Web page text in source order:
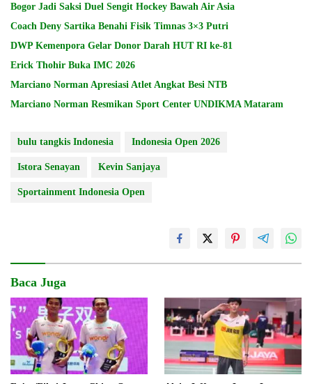
Bogor Jadi Saksi Duel Sengit Hockey Bawah Air Asia
Coach Deny Sartika Benahi Fisik Timnas 3×3 Putri
DWP Kemenpora Gelar Donor Darah HUT RI ke-81
Erick Thohir Buka IMC 2026
Marciano Norman Apresiasi Atlet Angkat Besi NTB
Marciano Norman Resmikan Sport Center UNDIKMA Mataram
bulu tangkis Indonesia Indonesia Open 2026
Istora Senayan Kevin Sanjaya
Sportainment Indonesia Open
Baca Juga